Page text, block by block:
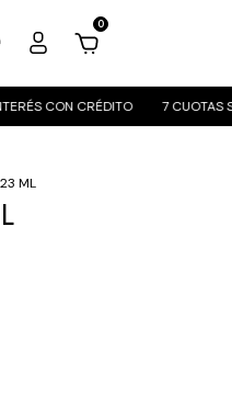
MARCAS
0
CON CRÉDITO 7 CUOTAS SIN
ML